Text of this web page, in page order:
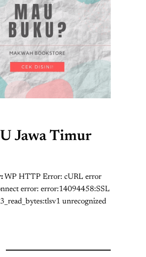
Jawa Timur
WP HTTP Error: cURL error
error: error:14094458:SSL
unrecognized